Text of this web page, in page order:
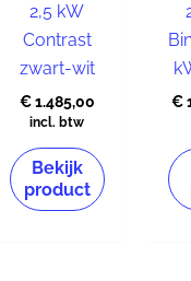
2,5 kW
Contrast
zwart-wit
€1.485,00
incl. btw
Bekijk
product
€